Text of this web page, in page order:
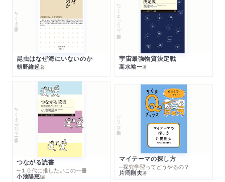
ちくま新書
昆虫はなぜ海にいないのか
朝野維起著
ちくまプリマー新書
宇宙最強物質決定戦
高水裕一著
ちくまプリマー新書
つながる読書
─１０代に推したいこの一冊
小池陽慈編
シリーズ・全集
マイテーマの探し方
─探究学習ってどうやるの？
片岡則夫著